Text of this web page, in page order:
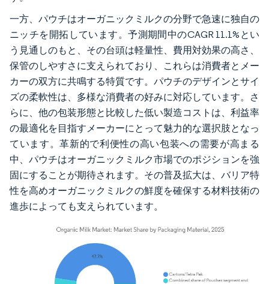
一方、パウチはオーガニックミルクの分野で急速に独自の
ニッチを開拓しています。予測期間中のCAGR 11.1%とい
う見通しのもと、その台頭は軽量性、費用対効果の高さ、
保管のしやすさに支えられており、これらは消費者とメー
カーの双方に共鳴する特質です。パウチのデザインとサイ
ズの柔軟性は、多様な消費者の好みに対応しています。さ
らに、他の包装形態と比較した低い製造コストは、利益率
の最適化を目指すメーカーにとって魅力的な選択肢となっ
ています。革新的で利便性の高い包装への需要が高まる
中、パウチはオーガニックミルク市場でのポジションを強
固にすることが期待されます。その普及拡大は、バリア特
性を高めオーガニックミルクの鮮度を確保する材料技術の
進歩によっても支えられています。